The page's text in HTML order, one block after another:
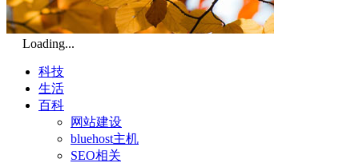
Loading...
科技
生活
百科
网站建设
bluehost主机
SEO相关